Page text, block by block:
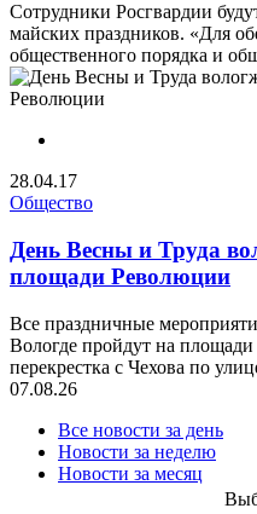
Сотрудники Росгвардии
майских праздников. «Для
общественного порядка и
28.04.17
Общество
День Весны и Труда
площади Революции
Все праздничные
Вологде пройдут на
перекрестка с Чехова по
07.08.26
Все новости за день
Новости за неделю
Новости за месяц